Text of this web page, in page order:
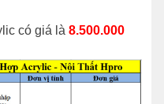
có giá là 8.500.000